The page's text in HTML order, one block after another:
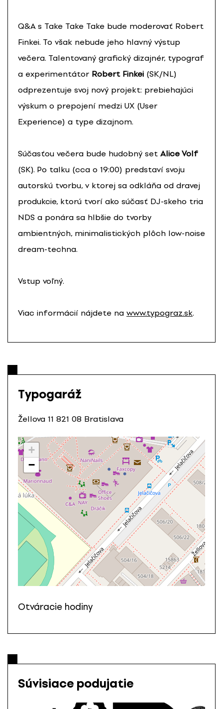
Q&A s Take Take Take bude moderovať Robert
Finkei. To však nebude jeho hlavný výstup
večera. Talentovaný grafický dizajnér, typograf
a experimentátor Robert Finkei (SK/NL)
odprezentuje svoj nový projekt: prebiehajúci
výskum o prepojení medzi UX (User
Experience) a type dizajnom.
Súčasťou večera bude hudobný set Alice Volf
(SK). Po talku (cca o 19:00) predstaví svoju
autorskú tvorbu, v ktorej sa odkláňa od dravej
produkcie, ktorú tvorí ako súčasť DJ-skeho tria
NDS a ponára sa hlbšie do tvorby
ambientných, minimalistických plôch low-noise
dream-techna.
Vstup voľný.
Viac informácií nájdete na www.typograz.sk.
Typogaráž
Žellova 11 821 08 Bratislava
+
−
Otváracie hodiny
Súvisiace podujatie